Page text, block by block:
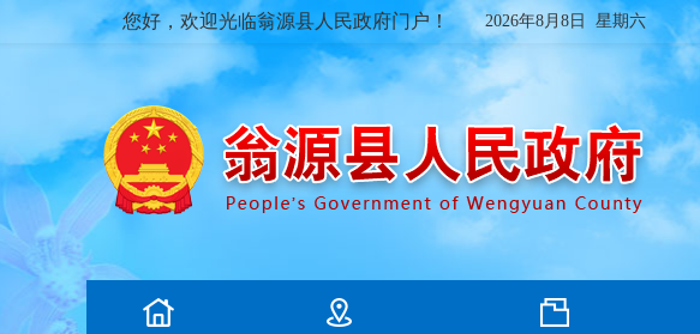
您好，欢迎光临翁源县人民政府门户！ 2026年8月8日 星期六